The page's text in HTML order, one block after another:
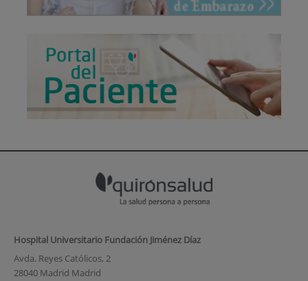
Hospital Universitario Fundación Jiménez Díaz
Avda. Reyes Católicos, 2
28040 Madrid Madrid